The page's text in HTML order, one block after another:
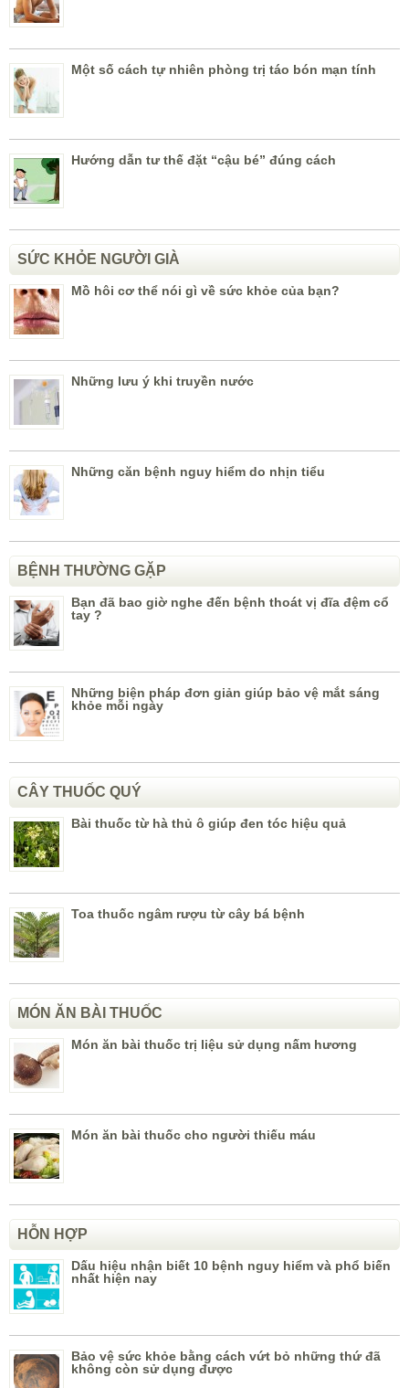
Một số cách tự nhiên phòng trị táo bón mạn tính
Hướng dẫn tư thế đặt “cậu bé” đúng cách
SỨC KHỎE NGƯỜI GIÀ
Mồ hôi cơ thể nói gì về sức khỏe của bạn?
Những lưu ý khi truyền nước
Những căn bệnh nguy hiểm do nhịn tiểu
BỆNH THƯỜNG GẶP
Bạn đã bao giờ nghe đến bệnh thoát vị đĩa đệm cổ
tay ?
Những biện pháp đơn giản giúp bảo vệ mắt sáng
khỏe mỗi ngày
CÂY THUỐC QUÝ
Bài thuốc từ hà thủ ô giúp đen tóc hiệu quả
Toa thuốc ngâm rượu từ cây bá bệnh
MÓN ĂN BÀI THUỐC
Món ăn bài thuốc trị liệu sử dụng nấm hương
Món ăn bài thuốc cho người thiếu máu
HỖN HỢP
Dấu hiệu nhận biết 10 bệnh nguy hiểm và phổ biến
nhất hiện nay
Bảo vệ sức khỏe bằng cách vứt bỏ những thứ đã
không còn sử dụng được